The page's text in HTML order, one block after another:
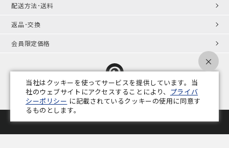
配送方法･送料
返品･交換
会員限定価格
プライバシーポリシー 特定商取引法 会社概要 業務用家具コラム
当社はクッキーを使ってサービスを提供しています。当
社のウェブサイトにアクセスすることにより、 プライバ
シーポリシー に記載されているクッキーの使用に同意す
るものとします。
×